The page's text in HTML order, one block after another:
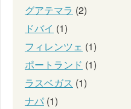
グアテマラ (2)
ドバイ (1)
フィレンツェ (1)
ポートランド (1)
ラスベガス (1)
ナパ (1)